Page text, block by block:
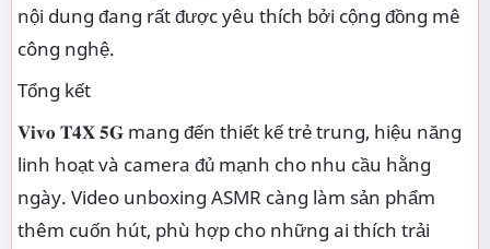
nội dung đang rất được yêu thích bởi cộng đồng mê
công nghệ.
Tổng kết
𝐕𝐢𝐯𝐨 𝐓𝟒𝐗 𝟓𝐆 mang đến thiết kế trẻ trung, hiệu năng
linh hoạt và camera đủ mạnh cho nhu cầu hằng
ngày. Video unboxing ASMR càng làm sản phẩm
thêm cuốn hút, phù hợp cho những ai thích trải